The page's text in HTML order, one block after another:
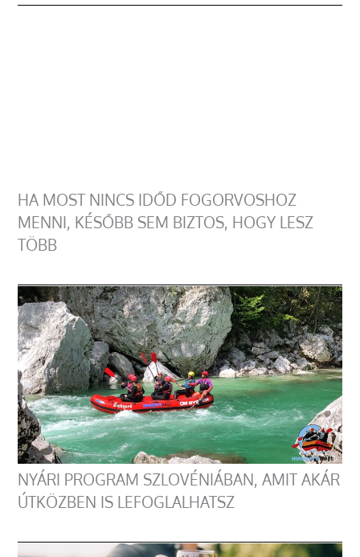
HA MOST NINCS IDŐD FOGORVOSHOZ
MENNI, KÉSŐBB SEM BIZTOS, HOGY LESZ
TÖBB
NYÁRI PROGRAM SZLOVÉNIÁBAN, AMIT AKÁR
ÚTKÖZBEN IS LEFOGLALHATSZ